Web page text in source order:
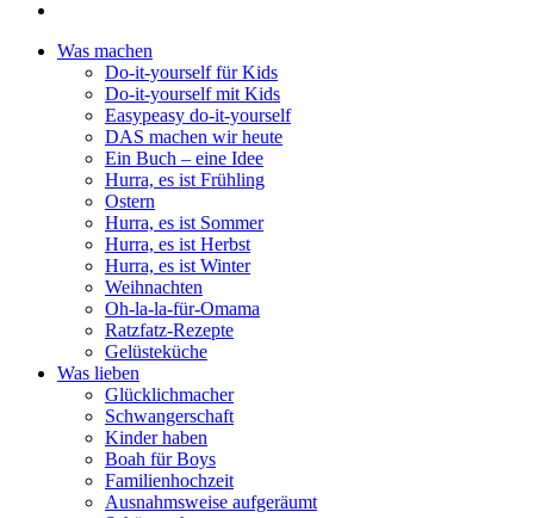
Was machen
Do-it-yourself für Kids
Do-it-yourself mit Kids
Easypeasy do-it-yourself
DAS machen wir heute
Ein Buch – eine Idee
Hurra, es ist Frühling
Ostern
Hurra, es ist Sommer
Hurra, es ist Herbst
Hurra, es ist Winter
Weihnachten
Oh-la-la-für-Omama
Ratzfatz-Rezepte
Gelüsteküche
Was lieben
Glücklichmacher
Schwangerschaft
Kinder haben
Boah für Boys
Familienhochzeit
Ausnahmsweise aufgeräumt